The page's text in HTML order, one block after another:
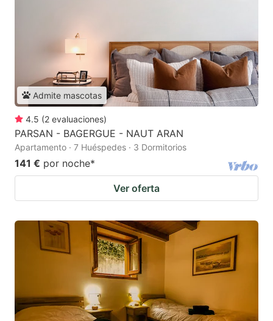
Admite mascotas
4.5 (2 evaluaciones)
PARSAN - BAGERGUE - NAUT ARAN
Apartamento · 7 Huéspedes · 3 Dormitorios
141 € por noche*
Ver oferta